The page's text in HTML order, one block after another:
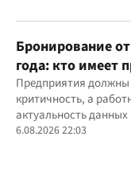
Бронирование
года: кто имеет
отказать
Предприятия должны
критичность, а
актуальность
6.08.2026 22:03